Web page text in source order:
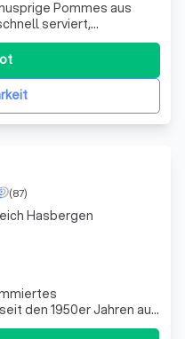
Pommes aus
serviert,
Wahl für Events &
(87)
den 1950er Jahren auf
von Wurstwaren
Hasbergen